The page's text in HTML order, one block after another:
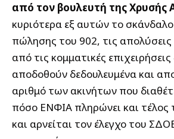
από τον βουλευτή της Χρυσής
κυριότερα εξ αυτών το
πώλησης του 902, τις
από τις κομματικές
αποδοθούν δεδουλευμένα και
αριθμό των ακινήτων που
πόσο ΕΝΦΙΑ πληρώνει και τέλος
και αρνείται τον έλεγχο του